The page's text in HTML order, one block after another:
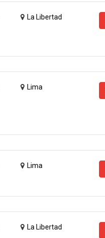
La Libertad
Lima
Lima
La Libertad